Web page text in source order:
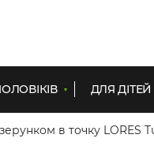
ДЛЯ ДІТЕЙ
в точку LORES